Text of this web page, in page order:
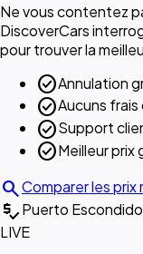
Ne vous contentez
DiscoverCars
pour trouver la
check_circleAnnulation
check_circleAucuns frais
check_circleSupport
check_circleMeilleur prix
searchComparer les
price_checkPuerto Escondido
LIVE